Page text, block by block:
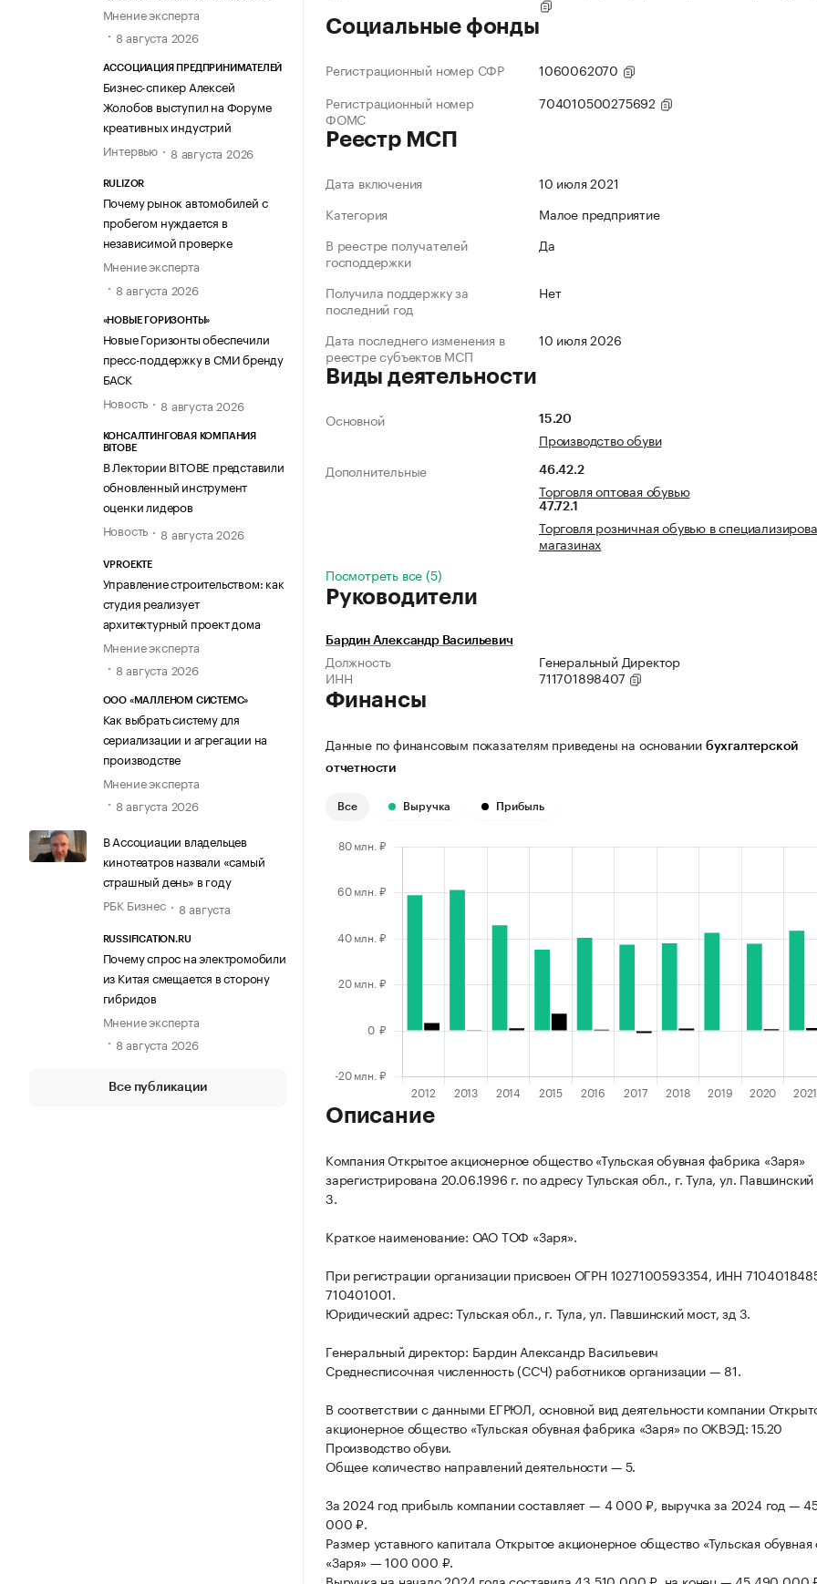
Мнение эксперта
8 августа 2026
АССОЦИАЦИЯ ПРЕДПРИНИМАТЕЛЕЙ
Бизнес-спикер Алексей
Жолобов выступил на Форуме
креативных индустрий
Интервью
8 августа 2026
RULIZOR
Почему рынок автомобилей с
пробегом нуждается в
независимой проверке
Мнение эксперта
8 августа 2026
«НОВЫЕ ГОРИЗОНТЫ»
Новые Горизонты обеспечили
пресс-поддержку в СМИ бренду
БАСК
Новость
8 августа 2026
КОНСАЛТИНГОВАЯ КОМПАНИЯ
BITOBE
В Лектории BITOBE представили
обновленный инструмент
оценки лидеров
Новость
8 августа 2026
VPROEKTE
Управление строительством: как
студия реализует
архитектурный проект дома
Мнение эксперта
8 августа 2026
ООО «МАЛЛЕНОМ СИСТЕМС»
Как выбрать систему для
сериализации и агрегации на
производстве
Мнение эксперта
8 августа 2026
В Ассоциации владельцев
кинотеатров назвали «самый
страшный день» в году
РБК Бизнес
8 августа
RUSSIFICATION.RU
Почему спрос на электромобили
из Китая смещается в сторону
гибридов
Мнение эксперта
8 августа 2026
Все публикации
Социальные фонды
Регистрационный номер СФР
1060062070
Регистрационный номер
ФОМС
704010500275692
Реестр МСП
Дата включения
10 июля 2021
Категория
Малое предприятие
В реестре получателей
господдержки
Да
Получила поддержку за
последний год
Нет
Дата последнего изменения в
реестре субъектов МСП
10 июля 2026
Виды деятельности
Основной 15.20
Производство обуви
Дополнительные
46.42.2
Торговля оптовая обувью
47.72.1
Торговля розничная обувью в
магазинах
Посмотреть все (5)
Руководители
Бардин Александр Васильевич
Должность
Генеральный Директор
ИНН
711701898407
Финансы
Данные по финансовым показателям приведены на основании бухгалтерской
отчетности
Все Выручка Прибыль
Описание
Компания Открытое акционерное общество «Тульская обувная фабрика «Заря»
зарегистрирована 20.06.1996 г. по адресу Тульская обл., г. Тула, ул.
3.
Краткое наименование: ОАО ТОФ «Заря».
При регистрации организации присвоен ОГРН 1027100593354, ИНН
710401001.
Юридический адрес: Тульская обл., г. Тула, ул. Павшинский мост, зд 3.
Генеральный директор: Бардин Александр Васильевич
Среднесписочная численность (ССЧ) работников организации — 81.
В соответствии с данными ЕГРЮЛ, основной вид деятельности компании
акционерное общество «Тульская обувная фабрика «Заря» по ОКВЭД: 15.20
Производство обуви.
Общее количество направлений деятельности — 5.
За 2024 год прибыль компании составляет — 4 000 ₽, выручка за 2024 год —
000 ₽.
Размер уставного капитала Открытое акционерное общество «Тульская
«Заря» — 100 000 ₽.